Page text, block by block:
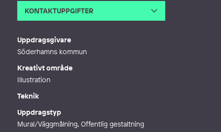
KONTAKTUPPGIFTER
Uppdragsgivare
Söderhamns kommun
Kreativt område
Illustration
Teknik
Uppdragstyp
Mural/Väggmålning, Offentlig gestaltning